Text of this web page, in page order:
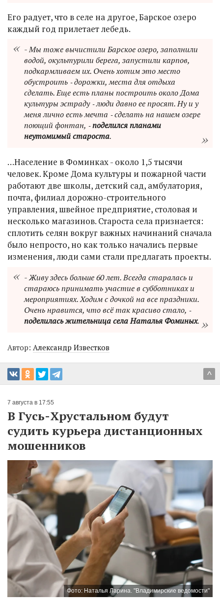
Его радует, что в селе на другое, Барское озеро
каждый год прилетает лебедь.
- Мы тоже вычистили Барское озеро, заполнили
водой, окультурили берега, запустили карпов,
подкармливаем их. Очень хотим это место
обустроить ‑ дорожки, места для отдыха
сделать. Еще есть планы построить около Дома
культуры эстраду ‑ люди давно ее просят. Ну и у
меня лично есть мечта ‑ сделать на нашем озере
поющий фонтан, ‑поделился планами
неутомимый староста.
…Население в Фоминках - около 1,5 тысячи
человек. Кроме Дома культуры и пожарной части
работают две школы, детский сад, амбулатория,
почта, филиал дорожно-строительного
управления, швейное предприятие, столовая и
несколько магазинов. Староста села признается:
сплотить селян вокруг важных начинаний сначала
было непросто, но как только начались первые
изменения, люди сами стали предлагать проекты.
- Живу здесь больше 60 лет. Всегда старалась и
стараюсь принимать участие в субботниках и
мероприятиях. Ходим с дочкой на все праздники.
Очень нравится, что всё так красиво стало, ‑
поделилась жительница села Наталья Фоминых.
Автор: Александр Известков
^
7 августа в 17:55
В Гусь-Хрустальном будут
судить курьера дистанционных
мошенников
Фото: Наталья Ларина. "Владимирские ведомости"